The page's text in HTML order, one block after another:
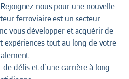
Rejoignez-nous pour une nouvelle
ferroviaire est un secteur
vous développer et acquérir de
expériences tout au long de votre
:
défis et d'une carrière à long